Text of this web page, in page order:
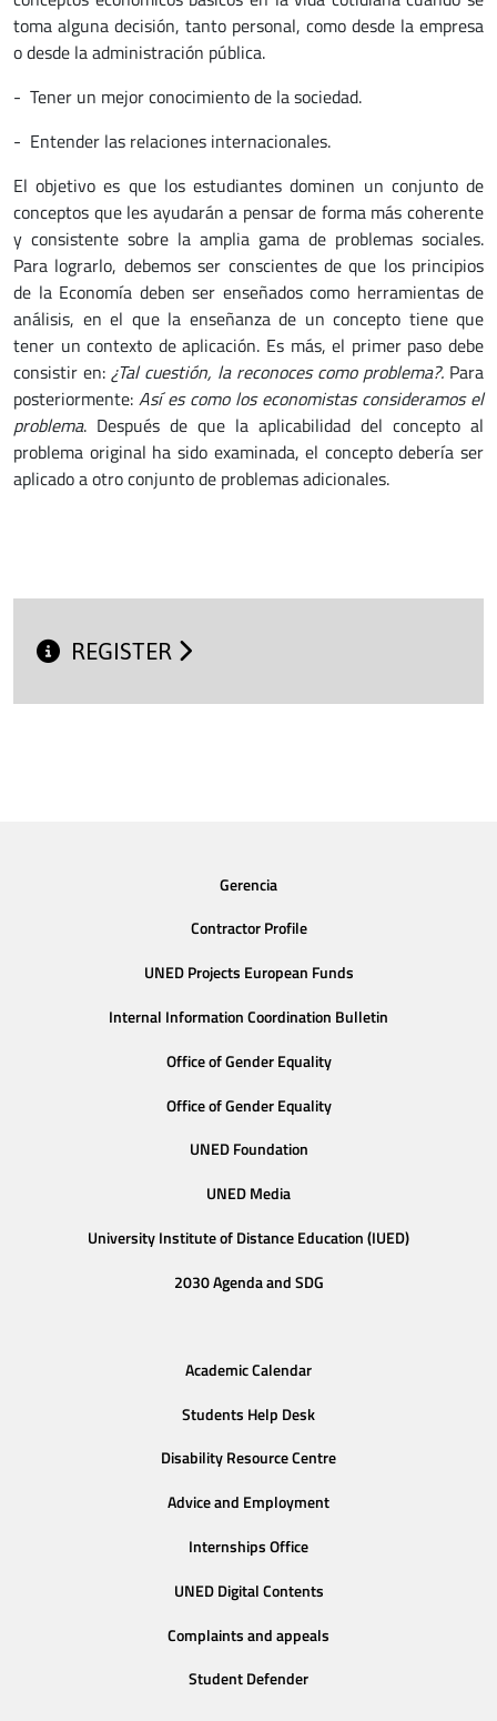
toma alguna decisión, tanto personal, como desde la empresa
o desde la administración pública.
- Tener un mejor conocimiento de la sociedad.
- Entender las relaciones internacionales.
El objetivo es que los estudiantes dominen un conjunto de
conceptos que les ayudarán a pensar de forma más coherente
y consistente sobre la amplia gama de problemas sociales.
Para lograrlo, debemos ser conscientes de que los principios
de la Economía deben ser enseñados como herramientas de
análisis, en el que la enseñanza de un concepto tiene que
tener un contexto de aplicación. Es más, el primer paso debe
consistir en: ¿Tal cuestión, la reconoces como problema?. Para
posteriormente: Así es como los economistas consideramos el
problema. Después de que la aplicabilidad del concepto al
problema original ha sido examinada, el concepto debería ser
aplicado a otro conjunto de problemas adicionales.
REGISTER
Gerencia
Contractor Profile
UNED Projects European Funds
Internal Information Coordination Bulletin
Office of Gender Equality
Office of Gender Equality
UNED Foundation
UNED Media
University Institute of Distance Education (IUED)
2030 Agenda and SDG
Academic Calendar
Students Help Desk
Disability Resource Centre
Advice and Employment
Internships Office
UNED Digital Contents
Complaints and appeals
Student Defender